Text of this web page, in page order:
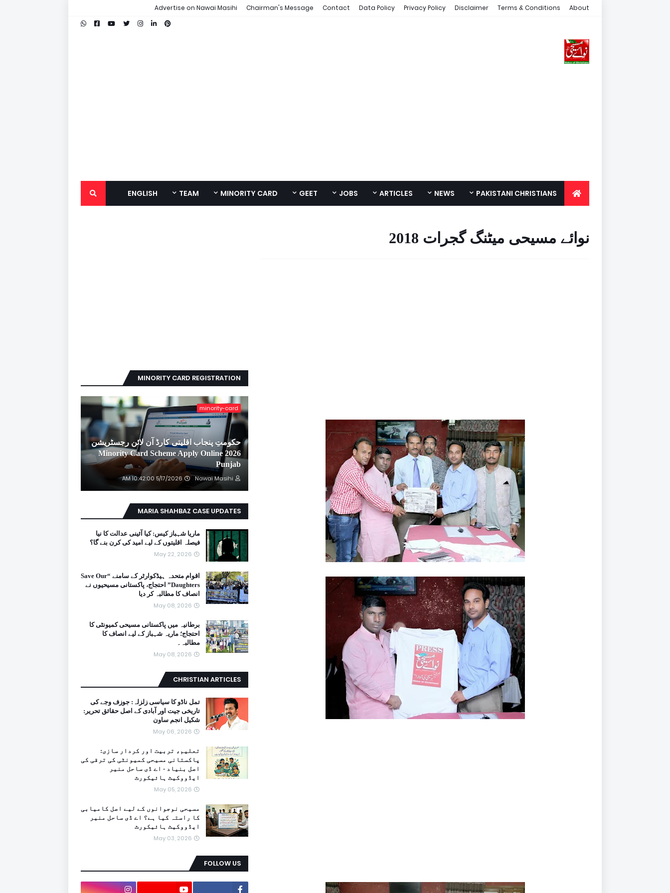
About
Terms & Conditions
Disclaimer
Privacy Policy
Data Policy
Contact
Chairman's Message
Advertise on Nawai Masihi
PAKISTANI CHRISTIANS
NEWS
ARTICLES
JOBS
GEET
MINORITY CARD
TEAM
ENGLISH
نوائے مسیحی میٹنگ گجرات 2018
MINORITY CARD REGISTRATION
minority-card
حکومتِ پنجاب اقلیتی کارڈ آن لائن رجسٹریشن
2026 Minority Card Scheme Apply Online
Punjab
Nawai Masihi
5/17/2026 10:42:00 AM
MARIA SHAHBAZ CASE UPDATES
ماریا شہباز کیس: کیا آئینی عدالت کا نیا
فیصلہ اقلیتوں کے لیے امید کی کرن بنے گا؟
May 22, 2026
اقوام متحدہ ہیڈکوارٹر کے سامنے “Save Our
Daughters” احتجاج، پاکستانی مسیحیوں نے
انصاف کا مطالبہ کر دیا
May 08, 2026
برطانیہ میں پاکستانی مسیحی کمیونٹی کا
احتجاج؛ ماریہ شہباز کے لیے انصاف کا
مطالبہ۔
May 08, 2026
CHRISTIAN ARTICLES
تمل ناڈو کا سیاسی زلزلہ: جوزف وجے کی
تاریخی جیت اور آبادی کے اصل حقائق تحریر:
شکیل انجم ساون
May 06, 2026
تعلیم، تربیت اور کردار سازی:
پاکستانی مسیحی کمیونٹی کی ترقی کی
اصل بنیاد - اے ڈی ساحل منیر
ایڈووکیٹ ہائیکورٹ
May 05, 2026
مسیحی نوجوانوں کے لیے اصل کامیابی
کا راستہ کیا ہے؟ اے ڈی ساحل منیر
ایڈووکیٹ ہائیکورٹ
May 03, 2026
FOLLOW US